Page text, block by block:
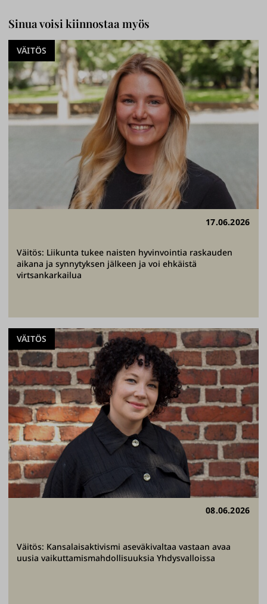
Sinua voisi kiinnostaa myös
17.06.2026
Väitös: Liikunta tukee naisten hyvinvointia raskauden
aikana ja synnytyksen jälkeen ja voi ehkäistä
virtsankarkailua
VÄITÖS
08.06.2026
Väitös: Kansalaisaktivismi aseväkivaltaa vastaan avaa
uusia vaikuttamismahdollisuuksia Yhdysvalloissa
VÄITÖS